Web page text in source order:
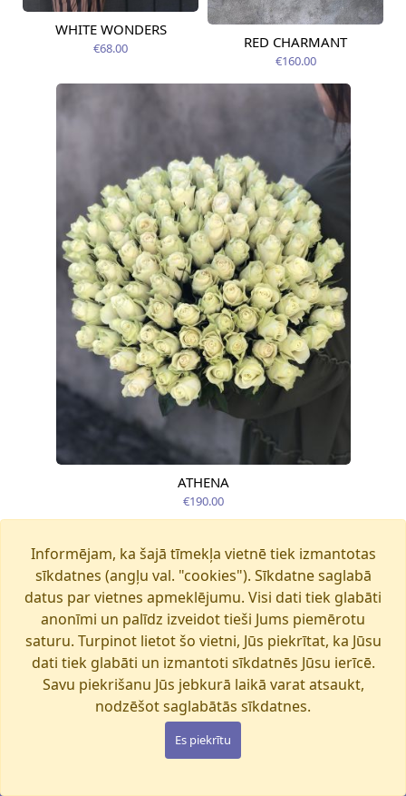
Pieejams šodien
WHITE WONDERS
€68.00 Pieejams šodien
RED CHARMANT
€160.00
ATHENA
€190.00
Informējam, ka šajā tīmekļa vietnē tiek izmantotas
sīkdatnes (angļu val. "cookies"). Sīkdatne saglabā
datus par vietnes apmeklējumu. Visi dati tiek glabāti
anonīmi un palīdz izveidot tieši Jums piemērotu
saturu. Turpinot lietot šo vietni, Jūs piekrītat, ka Jūsu
dati tiek glabāti un izmantoti sīkdatnēs Jūsu ierīcē.
Savu piekrišanu Jūs jebkurā laikā varat atsaukt,
nodzēšot saglabātās sīkdatnes.
Es piekrītu